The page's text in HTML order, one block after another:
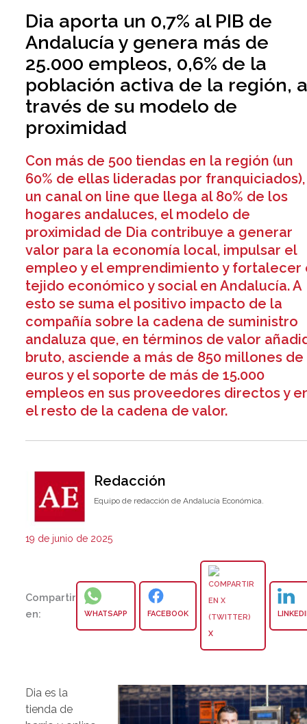
Dia aporta un 0,7% al PIB de
Andalucía y genera más de
25.000 empleos, 0,6% de la
población activa de la región,
través de su modelo de
proximidad
Con más de 500 tiendas en la región (un
60% de ellas lideradas por franquiciados),
un canal on line que llega al 80% de los
hogares andaluces, el modelo de
proximidad de Dia contribuye a generar
valor para la economía local, impulsar el
empleo y el emprendimiento y fortalecer
tejido económico y social en Andalucía. A
esto se suma el positivo impacto de la
compañía sobre la cadena de suministro
andaluza que, en términos de valor
bruto, asciende a más de 850 millones de
euros y el soporte de más de 15.000
empleos en sus proveedores directos y
el resto de la cadena de valor.
Redacción
Equipo de redacción de Andalucía Económica.
19 de junio de 2025
Compartir
en:
WHATSAPP FACEBOOK
X
Dia es la
tienda de